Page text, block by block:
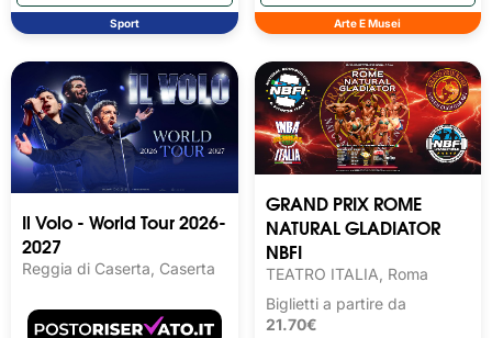
Sport Arte E Musei
Il Volo - World Tour 2026-
2027
Reggia di Caserta, Caserta
GRAND PRIX ROME
NATURAL GLADIATOR
NBFI
TEATRO ITALIA, Roma
Biglietti a partire da
21.70€